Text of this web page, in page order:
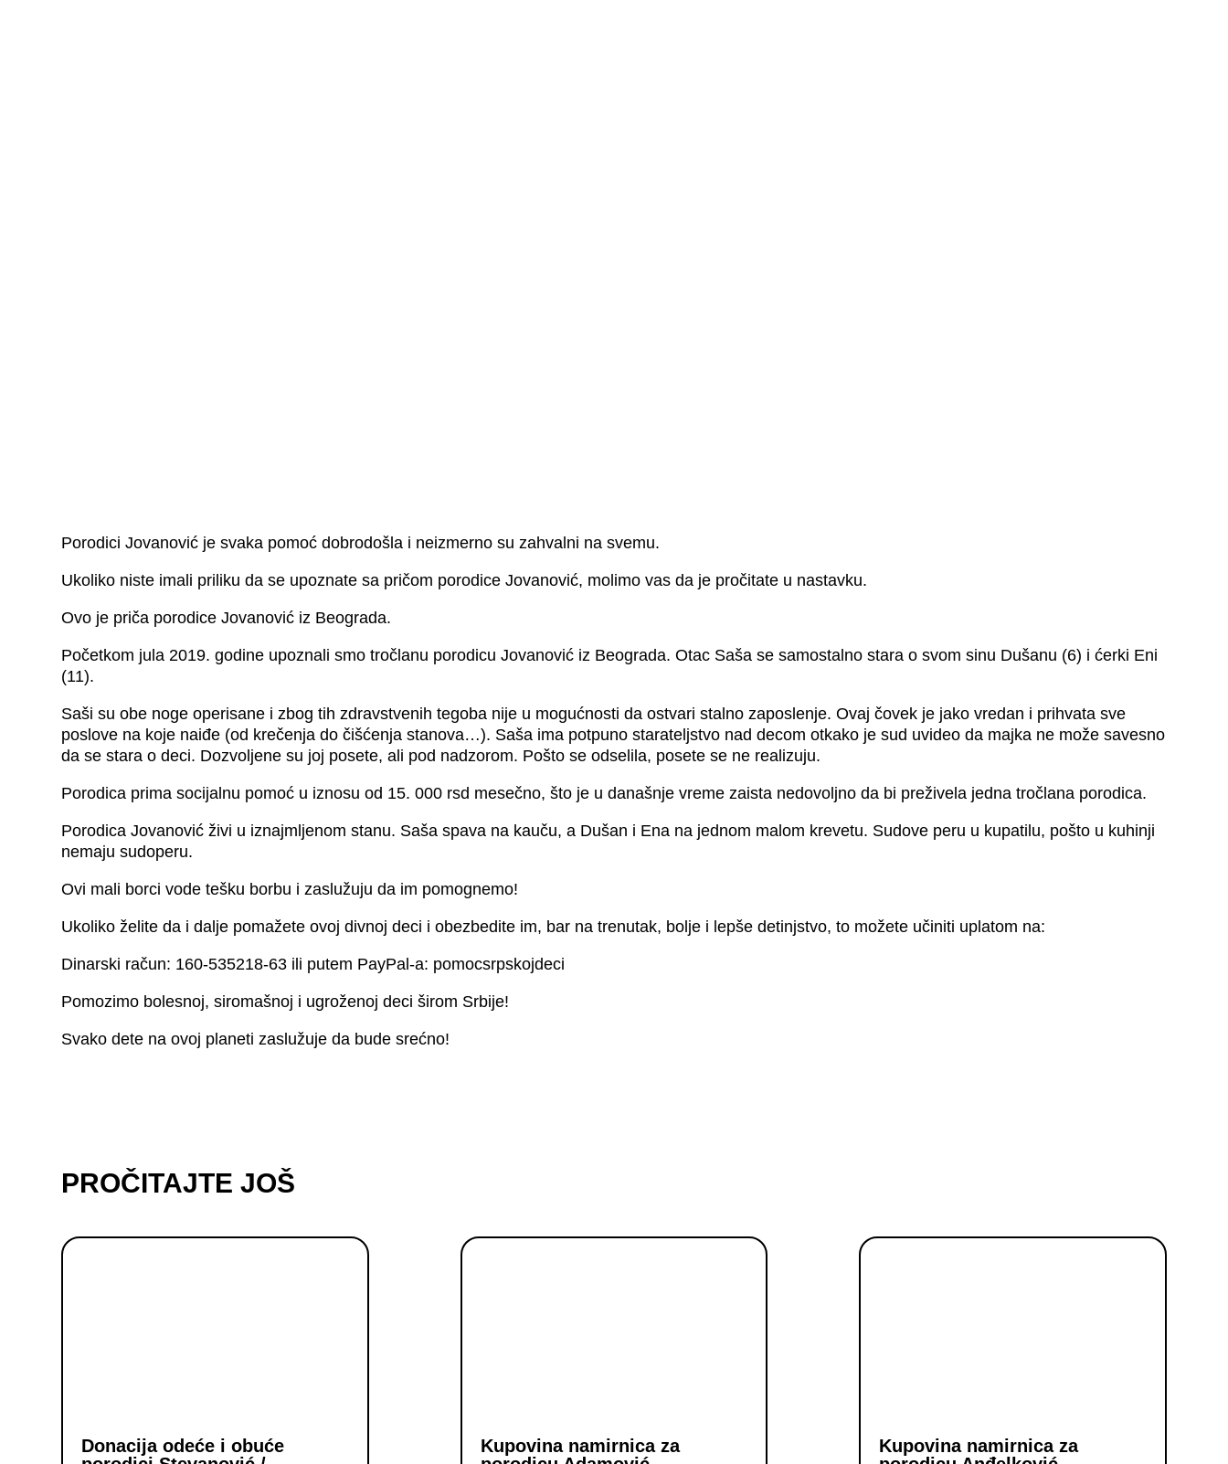
Porodici Jovanović je svaka pomoć dobrodošla i neizmerno su zahvalni na svemu.
Ukoliko niste imali priliku da se upoznate sa pričom porodice Jovanović, molimo vas da je pročitate u nastavku.
Ovo je priča porodice Jovanović iz Beograda.
Početkom jula 2019. godine upoznali smo tročlanu porodicu Jovanović iz Beograda. Otac Saša se samostalno stara o svom sinu Dušanu (6) i ćerki Eni
(11).
Saši su obe noge operisane i zbog tih zdravstvenih tegoba nije u mogućnosti da ostvari stalno zaposlenje. Ovaj čovek je jako vredan i prihvata sve
poslove na koje naiđe (od krečenja do čišćenja stanova…). Saša ima potpuno starateljstvo nad decom otkako je sud uvideo da majka ne može savesno
da se stara o deci. Dozvoljene su joj posete, ali pod nadzorom. Pošto se odselila, posete se ne realizuju.
Porodica prima socijalnu pomoć u iznosu od 15. 000 rsd mesečno, što je u današnje vreme zaista nedovoljno da bi preživela jedna tročlana porodica.
Porodica Jovanović živi u iznajmljenom stanu. Saša spava na kauču, a Dušan i Ena na jednom malom krevetu. Sudove peru u kupatilu, pošto u kuhinji
nemaju sudoperu.
Ovi mali borci vode tešku borbu i zaslužuju da im pomognemo!
Ukoliko želite da i dalje pomažete ovoj divnoj deci i obezbedite im, bar na trenutak, bolje i lepše detinjstvo, to možete učiniti uplatom na:
Dinarski račun: 160-535218-63 ili putem PayPal-a: pomocsrpskojdeci
Pomozimo bolesnoj, siromašnoj i ugroženoj deci širom Srbije!
Svako dete na ovoj planeti zaslužuje da bude srećno!
PROČITAJTE JOŠ
Donacija odeće i obuće
Kupovina namirnica za
Kupovina namirnica za